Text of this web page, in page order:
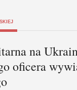
na
oficera